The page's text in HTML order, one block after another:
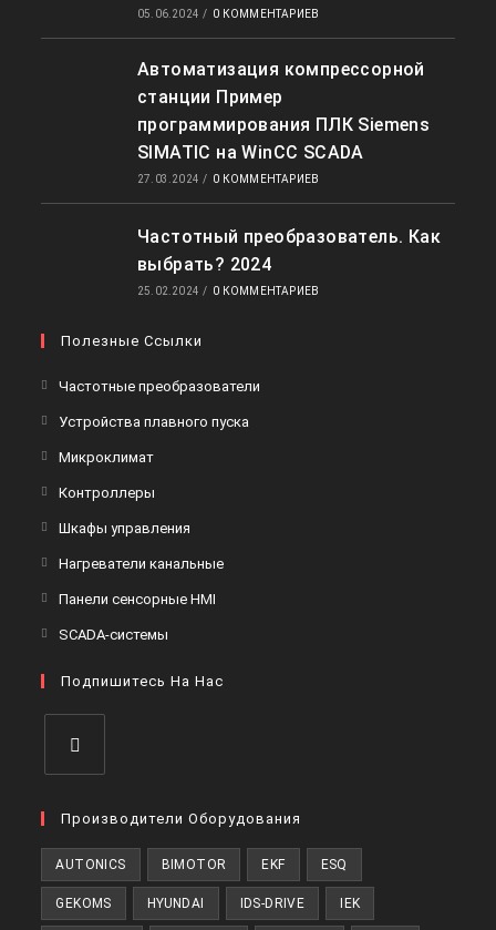
05.06.2024 / 0 КОММЕНТАРИЕВ
Автоматизация компрессорной
станции Пример
программирования ПЛК Siemens
SIMATIC на WinCC SCADA
27.03.2024 / 0 КОММЕНТАРИЕВ
Частотный преобразователь. Как
выбрать? 2024
25.02.2024 / 0 КОММЕНТАРИЕВ
Полезные Ссылки
Частотные преобразователи
Устройства плавного пуска
МикроклиматОткроется
вкладке
Контроллеры
вкладке
Шкафы управления
вкладке
Нагреватели канальныеОткроется
Панели сенсорные HMI
вкладке
SCADA-системы
новой
Подпишитесь На Нас
в
вкладке
Производители Оборудования
AUTONICS BIMOTOR EKF ESQ
GEKOMS HYUNDAI IDS-DRIVE IEK